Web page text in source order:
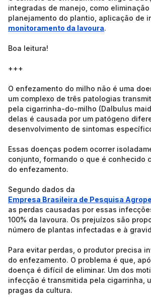
integradas de manejo, como eliminação
planejamento do plantio, aplicação de
monitoramento da lavoura.
Boa leitura!
+++
O enfezamento do milho não é uma
um complexo de três patologias
pela cigarrinha-do-milho (Dalbulus
delas é causada por um patógeno
desenvolvimento de sintomas
Essas doenças podem ocorrer
conjunto, formando o que é conhecido
do enfezamento.
Segundo dados da
Empresa Brasileira de Pesquisa
as perdas causadas por essas
100% da lavoura. Os prejuízos são
número de plantas infectadas e à
Para evitar perdas, o produtor precisa
do enfezamento. O problema é que,
doença é difícil de eliminar. Um dos
infecção é transmitida pela cigarrinha,
pragas da cultura.